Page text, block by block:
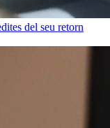
del seu retorn